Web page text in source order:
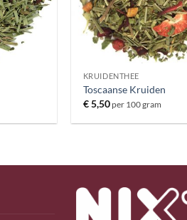
KRUIDENTHEE
Toscaanse Kruiden
€5,50per 100 gram